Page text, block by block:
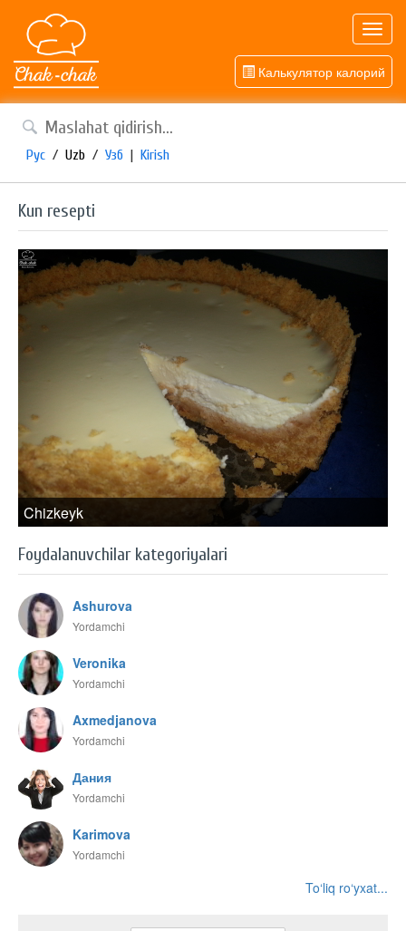
Калькулятор калорий
Рус / Uzb / Узб | Kirish
Kun resepti
Chizkeyk
Foydalanuvchilar kategoriyalari
Ashurova
Yordamchi
Veronika
Yordamchi
Axmedjanova
Yordamchi
Дания
Yordamchi
Karimova
Yordamchi
To‘liq ro‘yxat...